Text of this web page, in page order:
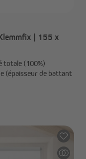
| 155 x
totale (100%)
(épaisseur de battant